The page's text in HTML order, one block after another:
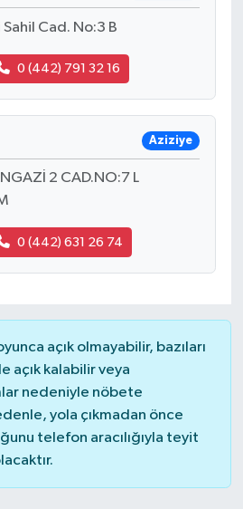
Cad. No:3 B
0 (442) 791 32 16
Aziziye
2 CAD.NO:7 L
0 (442) 631 26 74
açık olmayabilir, bazıları
açık kalabilir veya
nedeniyle nöbete
yola çıkmadan önce
telefon aracılığıyla teyit